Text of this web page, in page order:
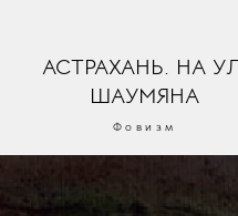
АСТРАХАНЬ. НА
ШАУМЯНА
Фовизм